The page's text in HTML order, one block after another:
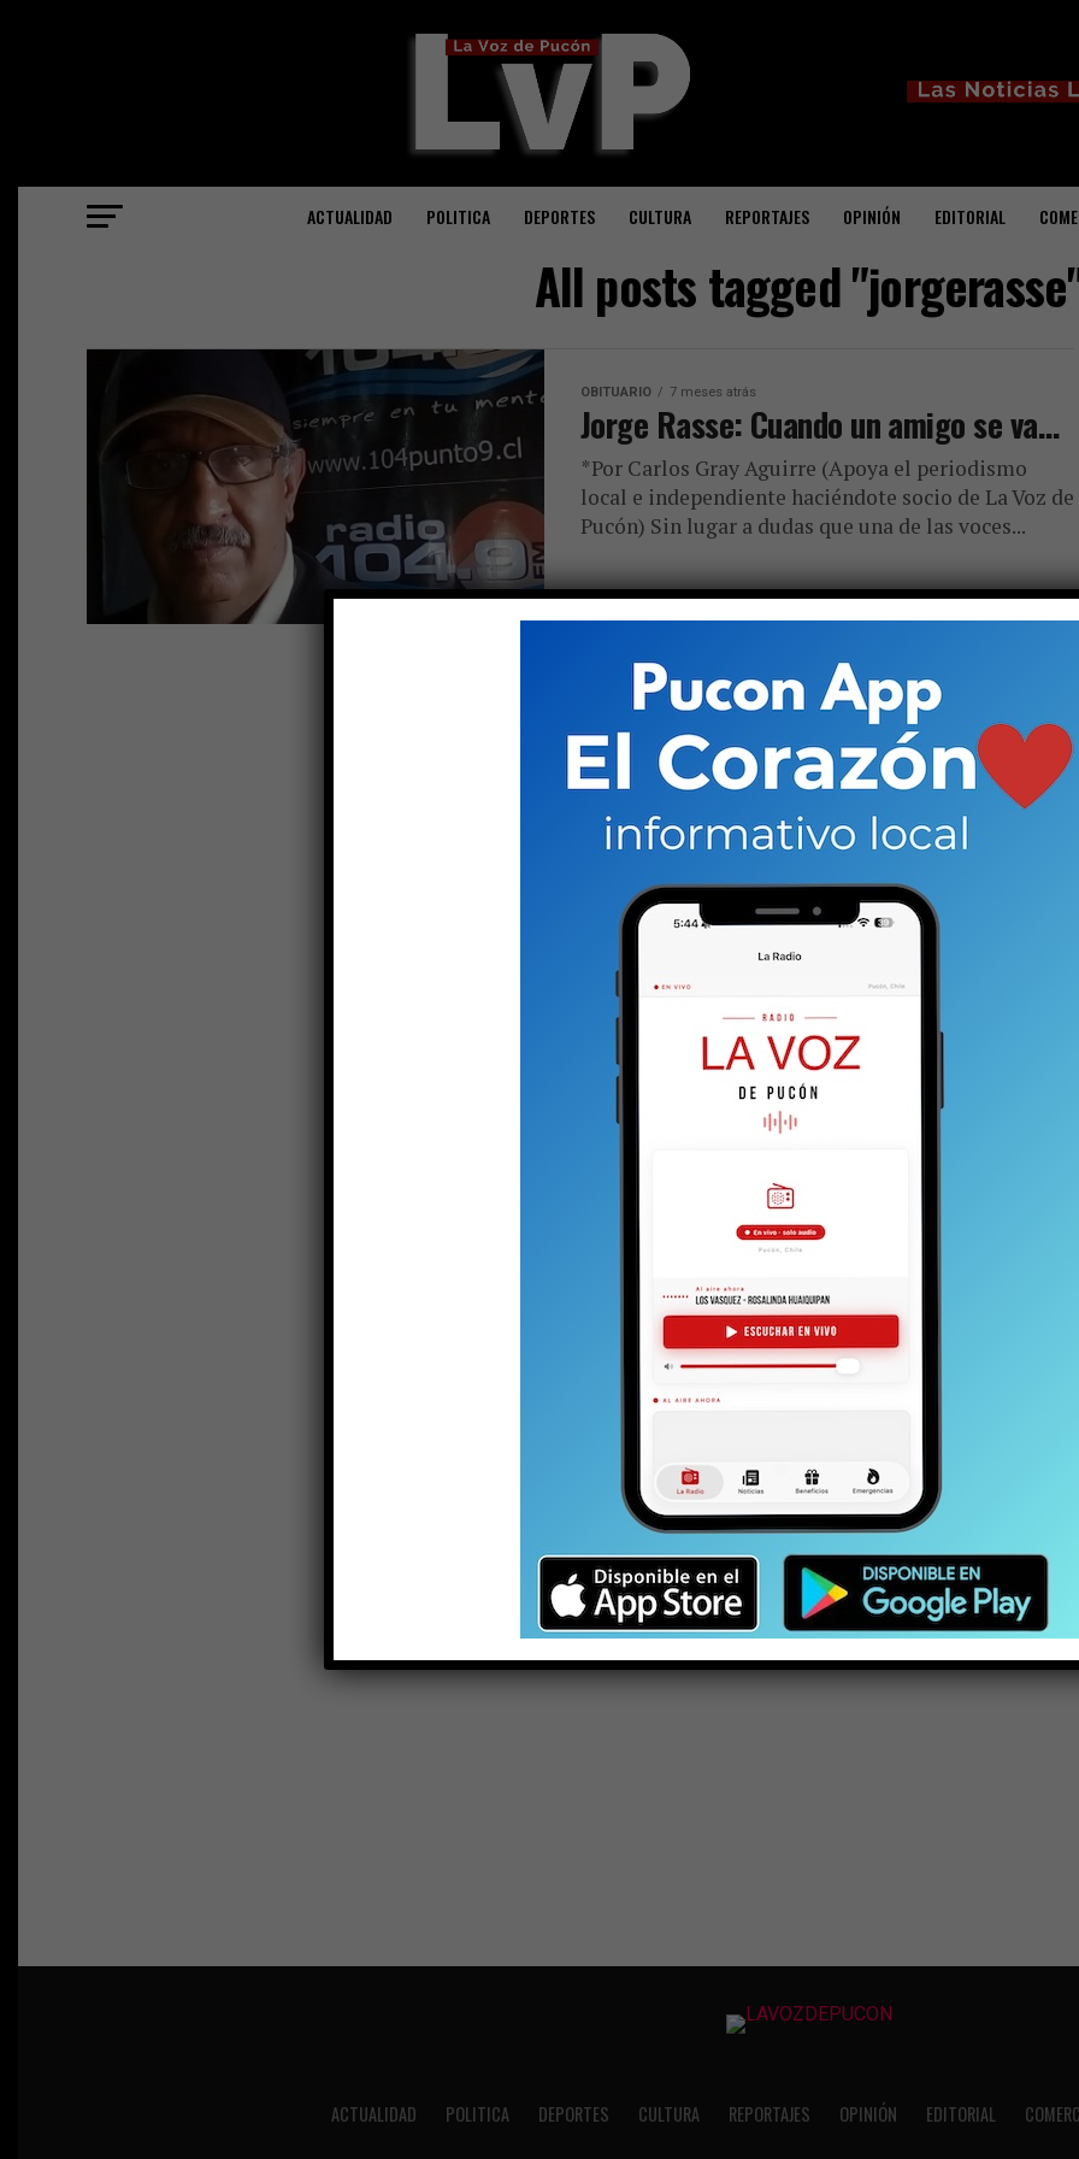
ACTUALIDAD POLITICA DEPORTES CULTURA REPORTAJES OPINIÓN EDITORIAL
All posts tagged
OBITUARIO 7 meses atrás
Jorge Rasse: Cuando un amigo se va…
*Por Carlos Gray Aguirre (Apoya el periodismo
local e independiente haciéndote socio de La Voz de
Pucón) Sin lugar a dudas que una de las voces...
ACTUALIDAD POLITICA DEPORTES CULTURA REPORTAJES OPINIÓN EDITORIAL